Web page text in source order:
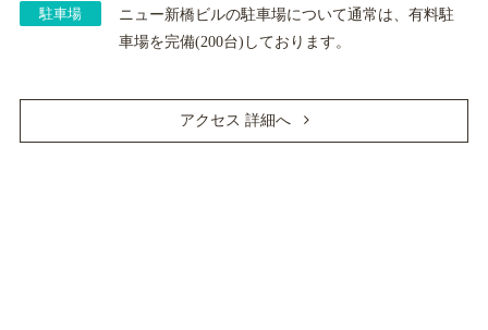
駐車場
ニュー新橋ビルの駐車場について通常は、有料駐
車場を完備(200台)しております。
アクセス 詳細へ